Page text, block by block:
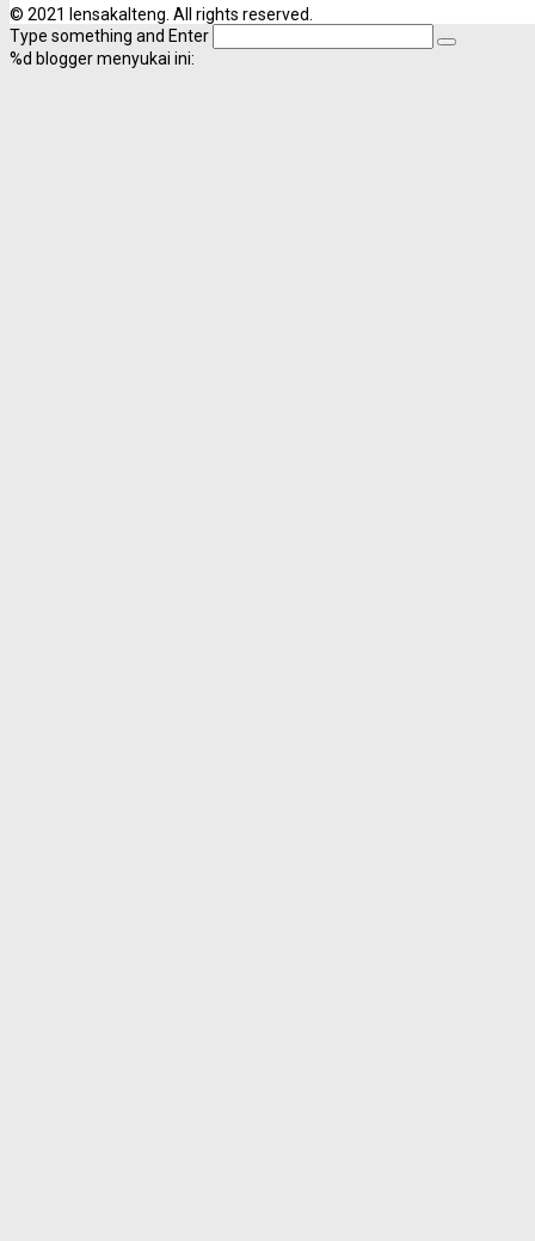
© 2021 lensakalteng. All rights reserved.
Type something and Enter
%d blogger menyukai ini: